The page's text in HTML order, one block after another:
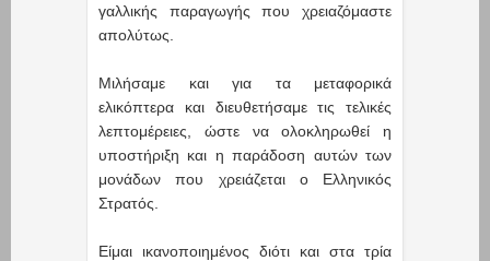
γαλλικής παραγωγής που χρειαζόμαστε
απολύτως.
Μιλήσαμε και για τα μεταφορικά
ελικόπτερα και διευθετήσαμε τις τελικές
λεπτομέρειες, ώστε να ολοκληρωθεί η
υποστήριξη και η παράδοση αυτών των
μονάδων που χρειάζεται ο Ελληνικός
Στρατός.
Είμαι ικανοποιημένος διότι και στα τρία